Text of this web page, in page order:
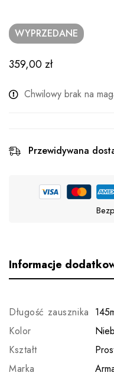
WYPRZEDANE
359,00zł
Chwilowy brak na
Przewidywana
Informacje
Długość zausznika
Kolor
Kształt
Marka